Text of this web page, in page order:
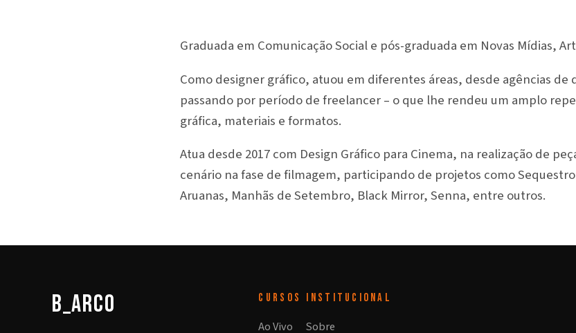
Graduada em Comunicação Social e pós-graduada em Novas Mídias,
Como designer gráfico, atuou em diferentes áreas, desde agências de
passando por período de freelancer – o que lhe rendeu um amplo
gráfica, materiais e formatos.
Atua desde 2017 com Design Gráfico para Cinema, na realização de
cenário na fase de filmagem, participando de projetos como
Aruanas, Manhãs de Setembro, Black Mirror, Senna, entre outros.
b_arco CURSOS
Ao Vivo
INSTITUCIONAL
Sobre